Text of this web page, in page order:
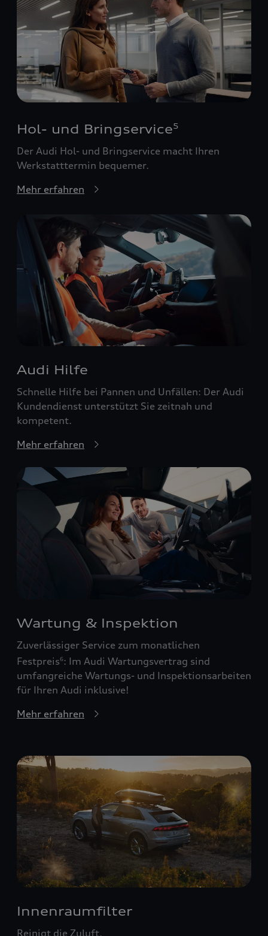
Hol- und Bringservice5
Der Audi Hol- und Bringservice macht Ihren
Werkstatttermin bequemer.
Mehr erfahren
Audi Hilfe
Schnelle Hilfe bei Pannen und Unfällen: Der Audi
Kundendienst unterstützt Sie zeitnah und
kompetent.
Mehr erfahren
Wartung & Inspektion
Zuverlässiger Service zum monatlichen
Festpreis6: Im Audi Wartungsvertrag sind
umfangreiche Wartungs- und Inspektionsarbeiten
für Ihren Audi inklusive!
Mehr erfahren
Innenraumfilter
Reinigt die Zuluft.